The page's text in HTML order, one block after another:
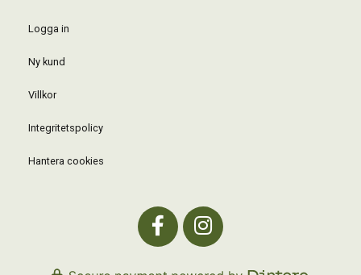
Logga in
Ny kund
Villkor
Integritetspolicy
Hantera cookies